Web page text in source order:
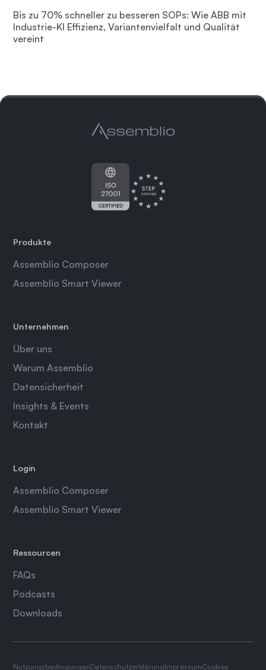
Bis zu 70% schneller zu besseren SOPs: Wie ABB mit
Industrie-KI Effizienz, Variantenvielfalt und Qualität
vereint
Produkte
Assemblio Composer
Assemblio Smart Viewer
Unternehmen
Über uns
Warum Assemblio
Datensicherheit
Insights & Events
Kontakt
Login
Assemblio Composer
Assemblio Smart Viewer
Ressourcen
FAQs
Podcasts
Downloads
NutzungsbedingungenDatenschutzerklärungImpressumCookies